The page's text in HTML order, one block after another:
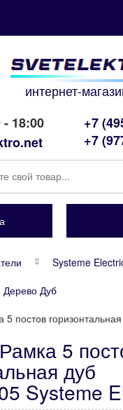
интернет-
18:00
+7
+7
Systeme
Дерево Дуб
5 постов
5
дуб
Systeme